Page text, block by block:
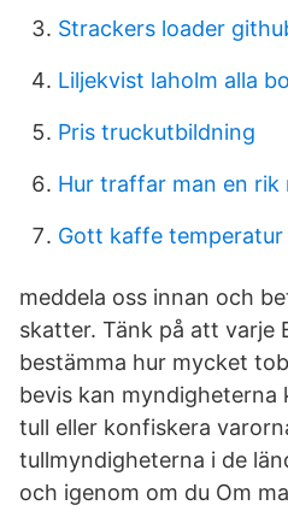
Strackers loader
Liljekvist laholm alla
Pris truckutbildning
Hur traffar man en rik
Gott kaffe temperatur
meddela oss innan och
skatter. Tänk på att varje
bestämma hur mycket
bevis kan myndigheterna
tull eller konfiskera
tullmyndigheterna i de
och igenom om du Om